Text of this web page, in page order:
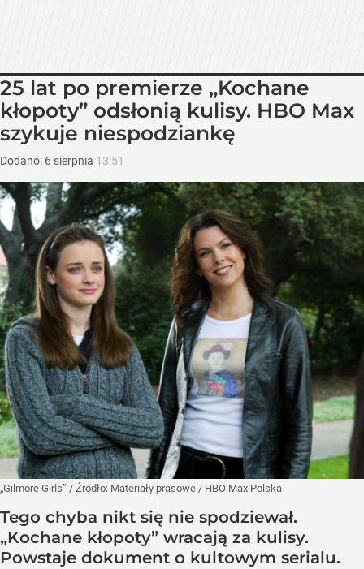
25 lat po premierze „Kochane
kłopoty” odsłonią kulisy. HBO Max
szykuje niespodziankę
Dodano: 6 sierpnia 13:51
„Gilmore Girls” / Źródło: Materiały prasowe / HBO Max Polska
Tego chyba nikt się nie spodziewał.
„Kochane kłopoty” wracają za kulisy.
Powstaje dokument o kultowym serialu.